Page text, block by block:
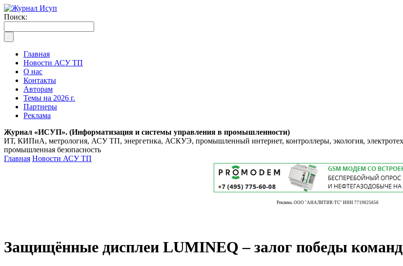
Поиск:
Главная
Новости АСУ ТП
О нас
Контакты
Авторам
Темы на 2026 г.
Партнеры
Реклама
Журнал «ИСУП». (Информатизация и системы управления в промышленности)
ИТ, КИПиА, метрология, АСУ ТП, энергетика, АСКУЭ, промышленный интернет, контроллеры, экология,
промышленная безопасность
Главная Новости АСУ ТП
Реклама. ООО "АНАЛИТИК-ТС" ИНН 7719025656
Защищённые дисплеи LUMINEQ – залог победы